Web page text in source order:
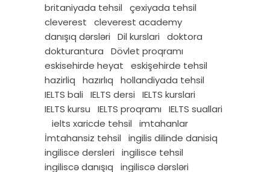
britaniyada tehsil
çexiyada tehsil
cleverest
cleverest academy
danışıq dərsləri
Dil kurslari
doktora
dokturantura
Dövlet proqramı
eskisehirde heyat
eskişehirde tehsil
hazirliq
hazırlıq
hollandiyada tehsil
IELTS bali
IELTS dersi
IELTS kurslari
IELTS kursu
IELTS proqramı
IELTS suallari
ielts xaricde tehsil
imtahanlar
İmtahansiz tehsil
ingilis dilinde danisiq
ingilisce dersleri
ingilisce tehsil
ingiliscə danışıq
ingiliscə dərsləri